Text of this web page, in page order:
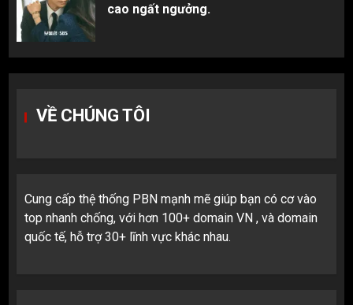
cao ngất ngưởng.
VỀ CHÚNG TÔI
Cung cấp thệ thống PBN mạnh mẽ giúp bạn có cơ vào
top nhanh chống, với hơn 100+ domain VN , và domain
quốc tế, hỗ trợ 30+ lĩnh vực khác nhau.